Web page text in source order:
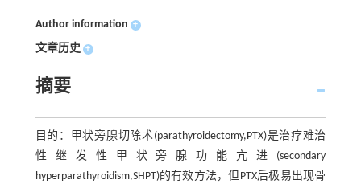
Author information +
文章历史 +
摘要
目的：甲状旁腺切除术(parathyroidectomy,PTX)是治疗难治
性继发性甲状旁腺功能亢进(secondary
hyperparathyroidism,SHPT)的有效方法，但PTX后极易出现骨